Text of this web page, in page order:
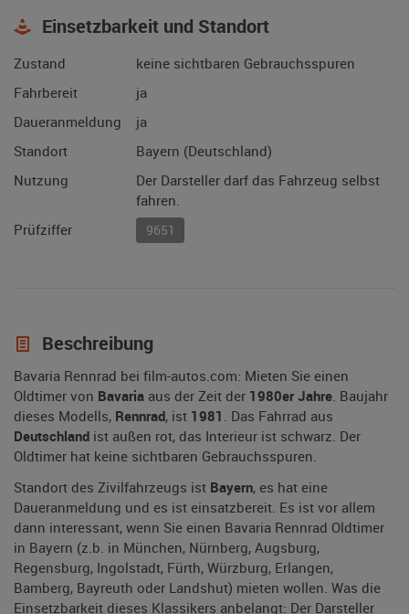
Einsetzbarkeit und Standort
Zustand
keine sichtbaren Gebrauchsspuren
Fahrbereit
ja
Daueranmeldung
ja
Standort
Bayern (Deutschland)
Nutzung
Der Darsteller darf das Fahrzeug selbst
fahren.
Prüfziffer
9651
Beschreibung
Bavaria Rennrad bei film-autos.com: Mieten Sie einen
Oldtimer von Bavaria aus der Zeit der 1980er Jahre. Baujahr
dieses Modells, Rennrad, ist 1981 . Das Fahrrad aus
Deutschland ist außen rot, das Interieur ist schwarz. Der
Oldtimer hat keine sichtbaren Gebrauchsspuren.
Standort des Zivilfahrzeugs ist Bayern, es hat eine
Daueranmeldung und es ist einsatzbereit. Es ist vor allem
dann interessant, wenn Sie einen Bavaria Rennrad Oldtimer
in Bayern (z.b. in München, Nürnberg, Augsburg,
Regensburg, Ingolstadt, Fürth, Würzburg, Erlangen,
Bamberg, Bayreuth oder Landshut) mieten wollen. Was die
Einsetzbarkeit dieses Klassikers anbelangt: Der Darsteller